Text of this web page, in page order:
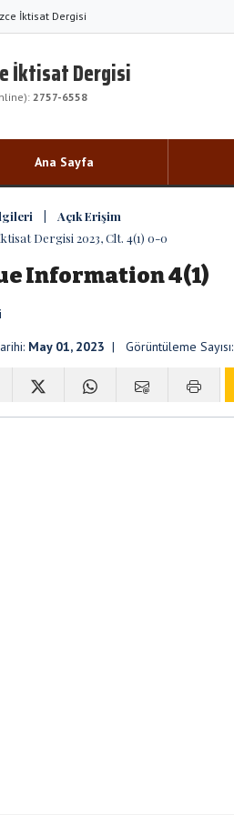
İktisat Dergisi
İktisat Dergisi
2757-6558
Ana Sayfa
| Açık Erişim
Dergisi 2023, Clt. 4(1) 0-0
Information 4(1)
May 01, 2023 | Görüntüleme Sayısı: